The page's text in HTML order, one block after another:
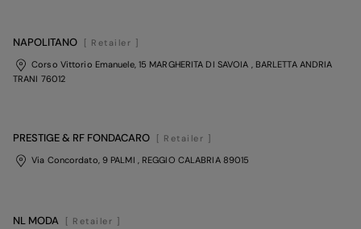
NAPOLITANO
[ Retailer ]
Corso Vittorio Emanuele, 15 MARGHERITA DI SAVOIA , BARLETTA ANDRIA
TRANI 76012
PRESTIGE & RF FONDACARO
[ Retailer ]
Via Concordato, 9 PALMI , REGGIO CALABRIA89015
NL MODA
[ Retailer ]